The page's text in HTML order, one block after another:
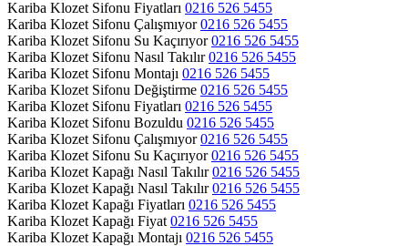
Kariba Klozet Sifonu Fiyatları 0216 526 5455
Kariba Klozet Sifonu Çalışmıyor0216 526 5455
Kariba Klozet Sifonu Su Kaçırıyor0216 526 5455
Kariba Klozet Sifonu Nasıl Takılır0216 526 5455
Kariba Klozet Sifonu Montajı 0216 526 5455
Kariba Klozet Sifonu Değiştirme 0216 526 5455
Kariba Klozet Sifonu Fiyatları 0216 526 5455
Kariba Klozet Sifonu Bozuldu 0216 526 5455
Kariba Klozet Sifonu Çalışmıyor0216 526 5455
Kariba Klozet Sifonu Su Kaçırıyor0216 526 5455
Kariba Klozet Kapağı Nasıl Takılır0216 526 5455
Kariba Klozet Kapağı Nasıl Takılır0216 526 5455
Kariba Klozet Kapağı Fiyatları 0216 526 5455
Kariba Klozet Kapağı Fiyat 0216 526 5455
Kariba Klozet Kapağı Montajı 0216 526 5455